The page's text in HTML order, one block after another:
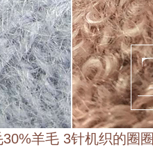
羊毛 3针机织的圈